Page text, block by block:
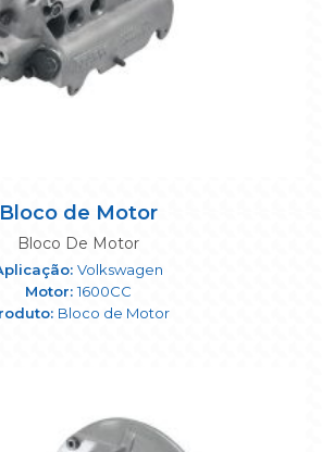
Bloco de Motor
Bloco De Motor
Volkswagen
1600CC
Bloco de Motor